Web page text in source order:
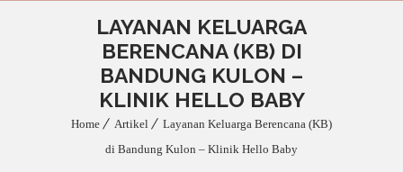
LAYANAN KELUARGA
BERENCANA (KB) DI
BANDUNG KULON –
KLINIK HELLO BABY
Home Artikel
Layanan Keluarga Berencana (KB)
di Bandung Kulon – Klinik Hello Baby